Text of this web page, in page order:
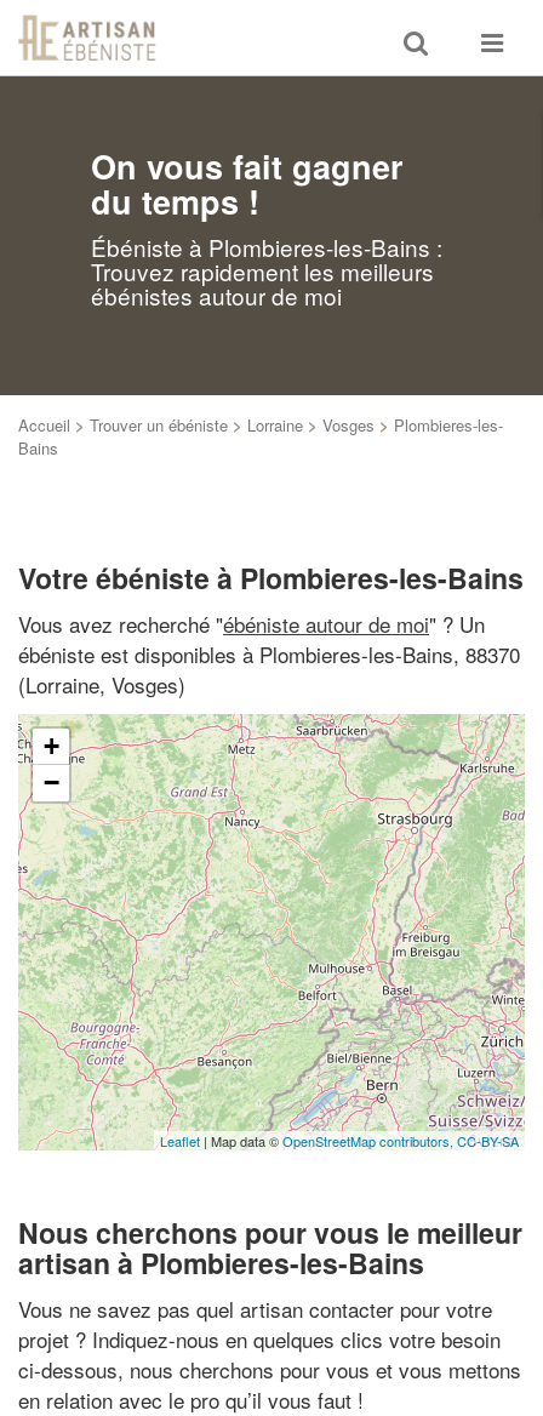
Toggle
search
Toggle
On vous fait gagner
du temps !
Ébéniste à Plombieres-les-Bains :
Trouvez rapidement les meilleurs
ébénistes autour de moi
Accueil > Trouver un ébéniste > Lorraine > Vosges > Plombieres-les-
Bains
Votre ébéniste à Plombieres-les-Bains
Vous avez recherché "ébéniste autour de moi" ? Un
ébéniste est disponibles à Plombieres-les-Bains, 88370
(Lorraine, Vosges)
+
−
Leaflet | Map data ©OpenStreetMap contributors, CC-BY-SA
Nous cherchons pour vous le meilleur
artisan à Plombieres-les-Bains
Vous ne savez pas quel artisan contacter pour votre
projet ? Indiquez-nous en quelques clics votre besoin
ci-dessous, nous cherchons pour vous et vous mettons
en relation avec le pro qu’il vous faut !